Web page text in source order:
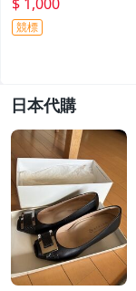
競標
日本代購